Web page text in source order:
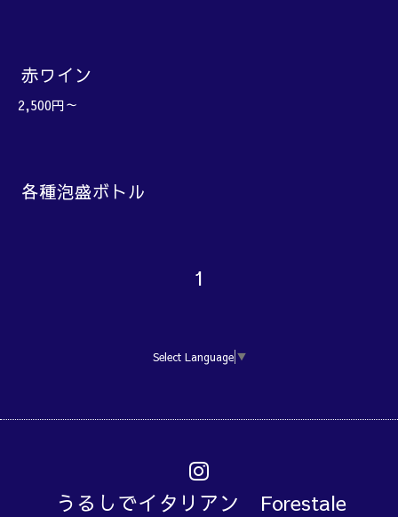
赤ワイン
2,500円～
各種泡盛ボトル
1
Select Language ▼
うるしでイタリアン Forestale